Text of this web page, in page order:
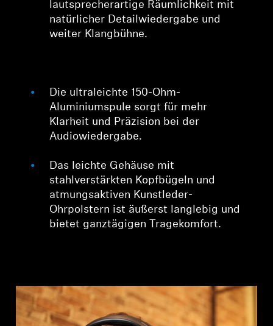
lautsprecherartige Räumlichkeit mit
natürlicher Detailwiedergabe und
weiter Klangbühne.
Die ultraleichte 150-Ohm-
Aluminiumspule sorgt für mehr
Klarheit und Präzision bei der
Audiowiedergabe.
Das leichte Gehäuse mit
stahlverstärkten Kopfbügeln und
atmungsaktiven Kunstleder-
Ohrpolstern ist äußerst langlebig und
bietet ganztägigen Tragekomfort.